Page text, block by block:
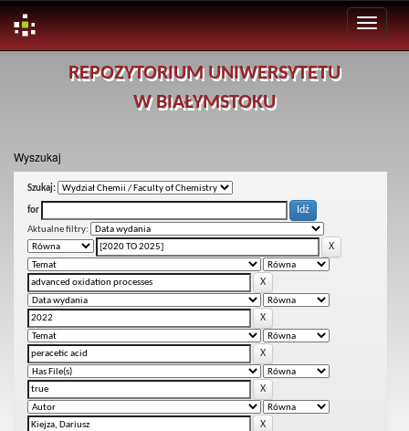
REPOZYTORIUM UNIWERSYTETU
W BIAŁYMSTOKU
Wyszukaj
Szukaj:
for
Aktualne filtry: